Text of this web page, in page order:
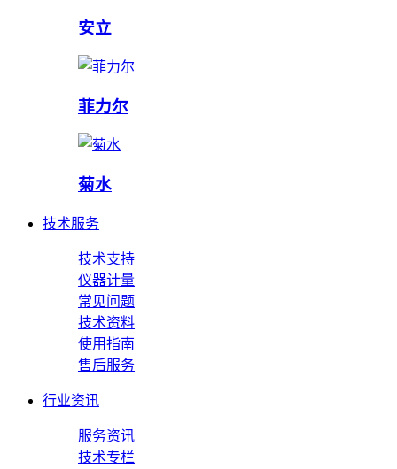
安立
菲力尔
菊水
技术服务
技术支持
仪器计量
常见问题
技术资料
使用指南
售后服务
行业资讯
服务资讯
技术专栏